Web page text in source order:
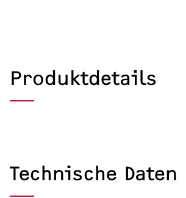
Produktdetails
Technische Daten